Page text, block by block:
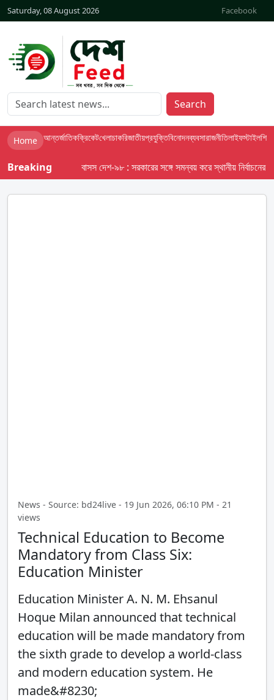
Saturday, 08 August 2026 Facebook
Search
Home আন্তর্জাতিকক্রিকেটখেলাচাকরিজাতীয়প্রযুক্তিবিনোদনব্যবসারাজনীতিলাইফস্টাইলশিক্ষা
Breaking বাসস দেশ-৯৮ : সরকারের সঙ্গে সমন্বয় করে স্থানীয় নির্বাচনের
News - Source: bd24live - 19 Jun 2026, 06:10 PM - 21
views
Technical Education to Become
Mandatory from Class Six:
Education Minister
Education Minister A. N. M. Ehsanul
Hoque Milan announced that technical
education will be made mandatory from
the sixth grade to develop a world-class
and modern education system. He
made&#8230;